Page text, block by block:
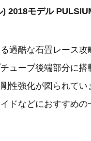
2018モデル
過酷な石畳レース
ューブ後端部分に
性強化が図られて
ドなどにおすすめの